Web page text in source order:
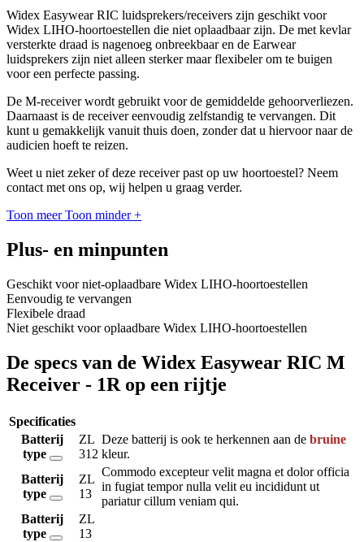
Widex Easywear RIC luidsprekers/receivers zijn geschikt voor
Widex LIHO-hoortoestellen die niet oplaadbaar zijn. De met kevlar
versterkte draad is nagenoeg onbreekbaar en de Earwear
luidsprekers zijn niet alleen sterker maar flexibeler om te buigen
voor een perfecte passing.
De M-receiver wordt gebruikt voor de gemiddelde gehoorverliezen.
Daarnaast is de receiver eenvoudig zelfstandig te vervangen. Dit
kunt u gemakkelijk vanuit thuis doen, zonder dat u hiervoor naar de
audicien hoeft te reizen.
Weet u niet zeker of deze receiver past op uw hoortoestel? Neem
contact met ons op, wij helpen u graag verder.
Toon meer Toon minder +
Plus- en minpunten
Geschikt voor niet-oplaadbare Widex LIHO-hoortoestellen
Eenvoudig te vervangen
Flexibele draad
Niet geschikt voor oplaadbare Widex LIHO-hoortoestellen
De specs van de Widex Easywear RIC M
Receiver - 1R op een rijtje
Specificaties
Batterij
type
ZL
312
Deze batterij is ook te herkennen aan de bruine
kleur.
Batterij
type
ZL
13
Commodo excepteur velit magna et dolor officia
in fugiat tempor nulla velit eu incididunt ut
pariatur cillum veniam qui.
Batterij
type
ZL
13